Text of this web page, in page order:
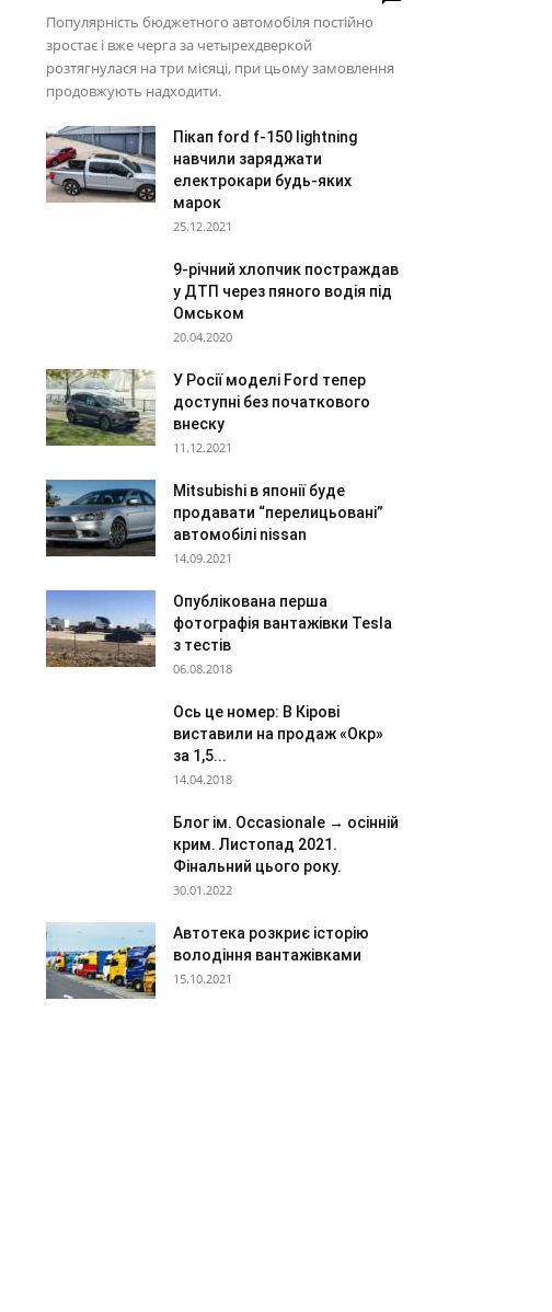
Популярність бюджетного автомобіля постійно
зростає і вже черга за четырехдверкой
розтягнулася на три місяці, при цьому замовлення
продовжують надходити.
Пікап ford f-150 lightning
навчили заряджати
електрокари будь-яких
марок
25.12.2021
9-річний хлопчик постраждав
у ДТП через пяного водія під
Омськом
20.04.2020
У Росії моделі Ford тепер
доступні без початкового
внеску
11.12.2021
Mitsubishi в японії буде
продавати “перелицьовані”
автомобілі nissan
14.09.2021
Опублікована перша
фотографія вантажівки Tesla
з тестів
06.08.2018
Ось це номер: В Кірові
виставили на продаж «Окр»
за 1,5...
14.04.2018
Блог ім. Occasionale → осінній
крим. Листопад 2021.
Фінальний цього року.
30.01.2022
Автотека розкриє історію
володіння вантажівками
15.10.2021